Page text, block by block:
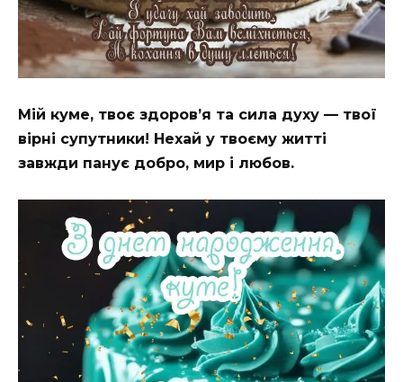
Мій куме, твоє здоров’я та сила духу — твої
вірні супутники! Нехай у твоєму житті
завжди панує добро, мир і любов.